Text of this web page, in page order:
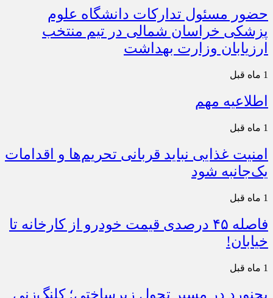
حضور مسئول تدارکات دانشگاه علوم
پزشکی خراسان شمالی در تیم منتخب
ارزیابان وزارت بهداشت
1 ماه قبل
اطلاعیه مهم
1 ماه قبل
امنیت غذایی نباید قربانی تحریم‌ها و اقدامات
یک‌جانبه شود
1 ماه قبل
فاصله ۴۵ درصدی قیمت خودرو از کارخانه تا
خیابان!
1 ماه قبل
بجنورد در مسیر تحول زیرساختی؛ کلنگ‌زنی